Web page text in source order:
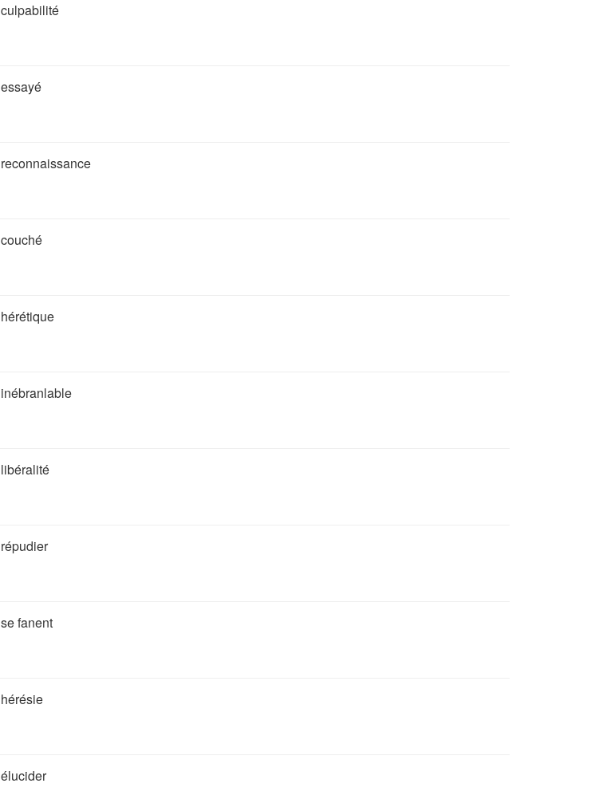
culpabilité
essayé
reconnaissance
couché
hérétique
inébranlable
libéralité
répudier
se fanent
hérésie
élucider